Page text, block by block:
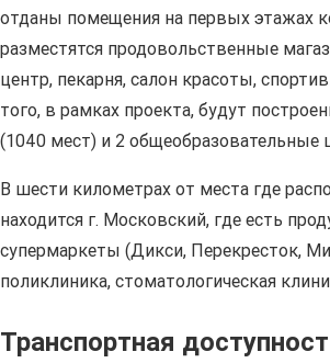
отданы помещения на первых этажах
разместятся продовольственные
центр, пекарня, салон красоты,
того, в рамках проекта, будут
(1040 мест) и 2 общеобразовательные
В шести километрах от места где
находится г. Московский, где есть
супермаркеты (Дикси, Перекресток,
поликлиника, стоматологическая
Транспортная